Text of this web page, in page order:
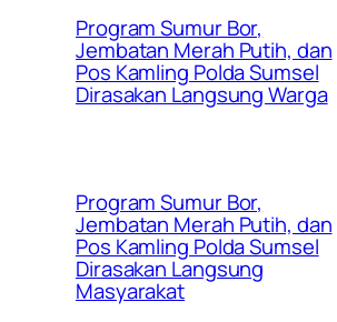
Program Sumur Bor,
Jembatan Merah Putih, dan
Pos Kamling Polda Sumsel
Dirasakan Langsung Warga
Program Sumur Bor,
Jembatan Merah Putih, dan
Pos Kamling Polda Sumsel
Dirasakan Langsung
Masyarakat